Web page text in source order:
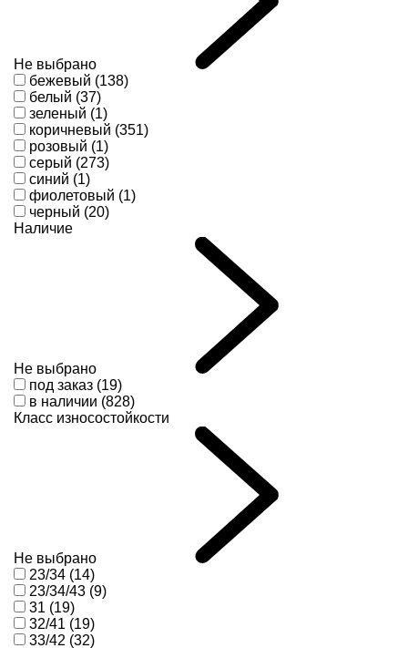
Не выбрано
бежевый (138)
белый (37)
зеленый (1)
коричневый (351)
розовый (1)
серый (273)
синий (1)
фиолетовый (1)
черный (20)
Наличие
Не выбрано
под заказ (19)
в наличии (828)
Класс износостойкости
Не выбрано
23/34 (14)
23/34/43 (9)
31 (19)
32/41 (19)
33/42 (32)